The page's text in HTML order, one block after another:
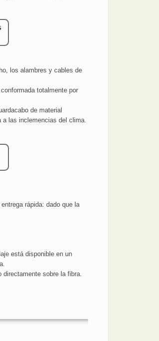
los alambres y cables de
totalmente por
de material
las inclemencias del clima.
rápida: dado que la
está disponible en un
sobre la fibra.